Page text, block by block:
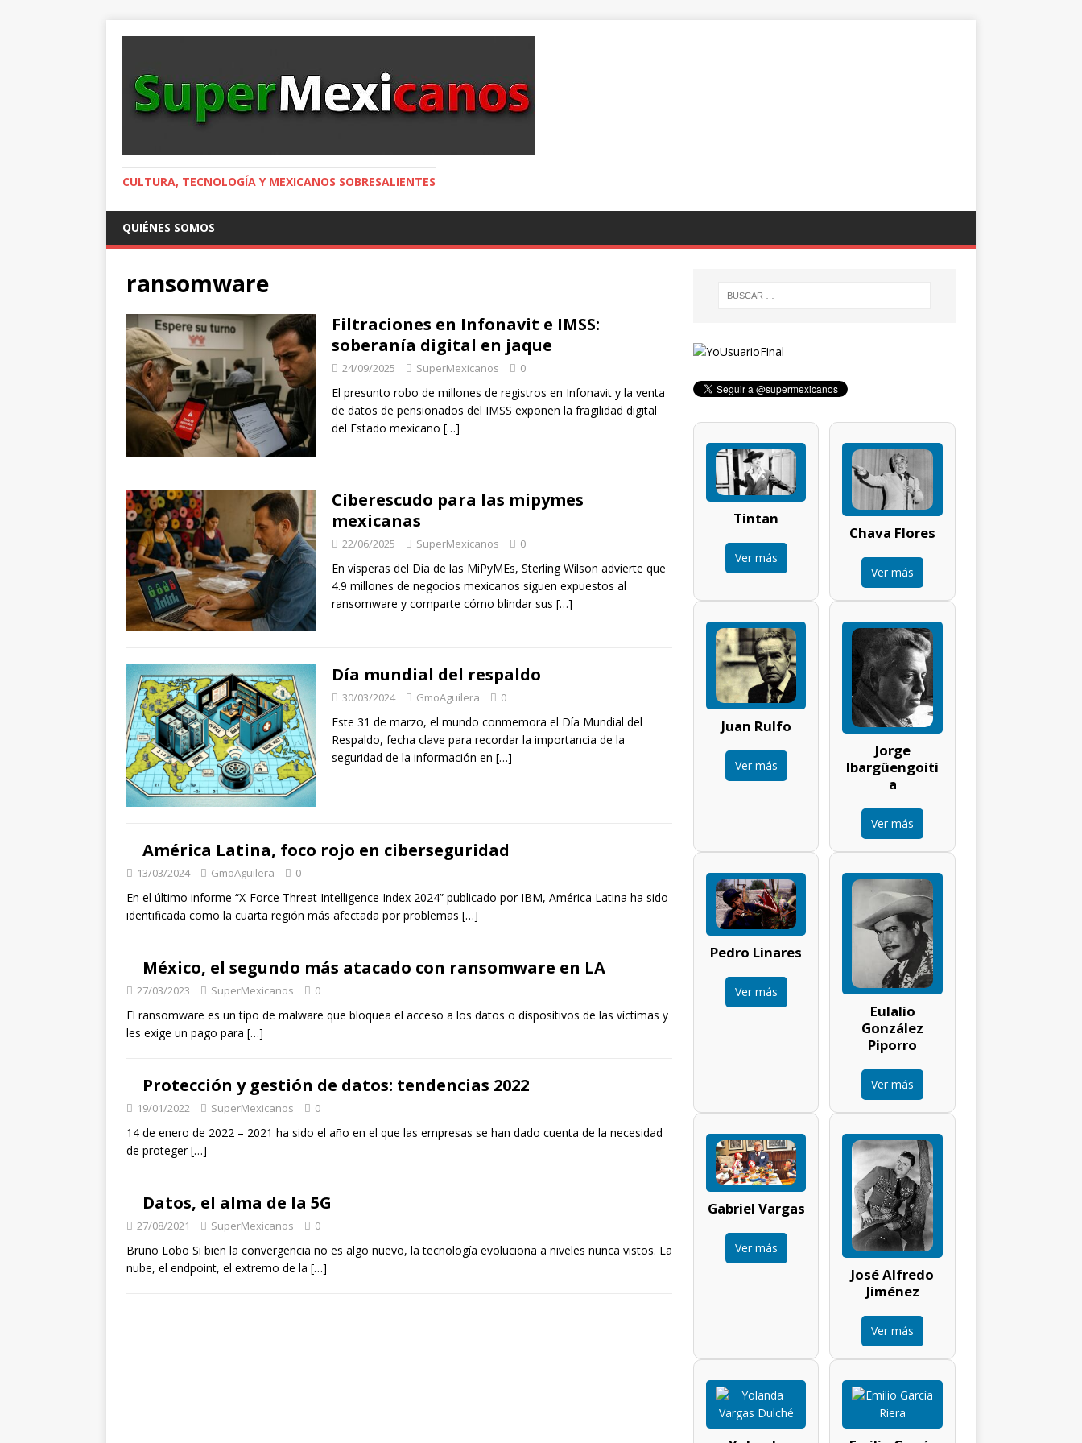
CULTURA, TECNOLOGÍA Y MEXICANOS SOBRESALIENTES
QUIÉNES SOMOS
ransomware
Filtraciones en Infonavit e IMSS:
soberanía digital en jaque
24/09/2025 SuperMexicanos 0
El presunto robo de millones de registros en Infonavit y la venta
de datos de pensionados del IMSS exponen la fragilidad digital
del Estado mexicano […]
Ciberescudo para las mipymes
mexicanas
22/06/2025 SuperMexicanos 0
En vísperas del Día de las MiPyMEs, Sterling Wilson advierte que
4.9 millones de negocios mexicanos siguen expuestos al
ransomware y comparte cómo blindar sus […]
Día mundial del respaldo
30/03/2024 GmoAguilera 0
Este 31 de marzo, el mundo conmemora el Día Mundial del
Respaldo, fecha clave para recordar la importancia de la
seguridad de la información en […]
América Latina, foco rojo en ciberseguridad
13/03/2024 GmoAguilera 0
En el último informe “X-Force Threat Intelligence Index 2024” publicado por IBM, América Latina ha sido
identificada como la cuarta región más afectada por problemas […]
México, el segundo más atacado con ransomware en LA
27/03/2023 SuperMexicanos 0
El ransomware es un tipo de malware que bloquea el acceso a los datos o dispositivos de las víctimas y
les exige un pago para […]
Protección y gestión de datos: tendencias 2022
19/01/2022 SuperMexicanos 0
14 de enero de 2022 – 2021 ha sido el año en el que las empresas se han dado cuenta de la necesidad
de proteger[…]
Datos, el alma de la 5G
27/08/2021 SuperMexicanos 0
Bruno Lobo Si bien la convergencia no es algo nuevo, la tecnología evoluciona a niveles nunca vistos. La
nube, el endpoint, el extremo de la […]
Tintan
Ver más
Chava Flores
Ver más
Juan Rulfo
Ver más
Jorge
Ibargüengoiti
a
Ver más
Pedro Linares
Ver más
Eulalio
González
Piporro
Ver más
Gabriel Vargas
Ver más
José Alfredo
Jiménez
Ver más